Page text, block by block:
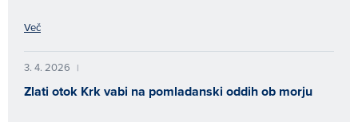
Več
3. 4. 2026 |
Zlati otok Krk vabi na pomladanski oddih ob morju